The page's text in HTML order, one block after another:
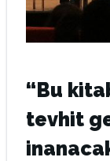
“Bu
tevhit